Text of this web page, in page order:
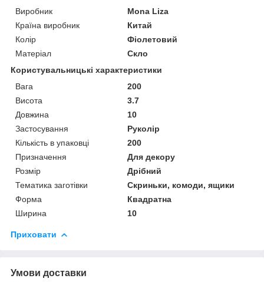
Виробник
Mona Liza
Країна виробник
Китай
Колір
Фіолетовий
Матеріал
Скло
Користувальницькі характеристики
Вага
200
Висота
3.7
Довжина
10
Застосування
Руколір
Кількість в упаковці
200
Призначення
Для декору
Розмір
Дрібний
Тематика заготівки
Скриньки, комоди, ящики
Форма
Квадратна
Ширина
10
Приховати
Умови доставки